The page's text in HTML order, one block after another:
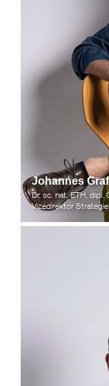
Johannes Graf
Dr. sc. nat. ETH, dipl.
Vizedirektor